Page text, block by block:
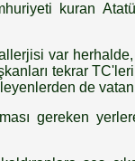
kuran
var
tekrar
de
gereken